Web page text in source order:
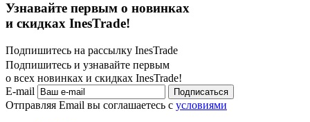
Узнавайте первым о новинках
и скидках InesTrade!
Подпишитесь на рассылку InesTrade
Подпишитесь и узнавайте первым
о всех новинках и скидках InesTrade!
E-mail
Подписаться
Отправляя Email вы соглашаетесь с условиями